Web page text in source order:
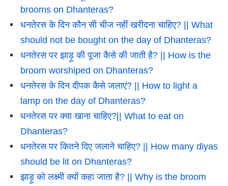
brooms on Dhanteras?
धनतेरस के दिन कौन सी चीज नहीं खरीदना चाहिए? || What
should not be bought on the day of Dhanteras?
धनतेरस पर झाड़ू की पूजा कैसे की जाती है? || How is the
broom worshiped on Dhanteras?
धनतेरस के दिन दीपक कैसे जलाएं? || How to light a
lamp on the day of Dhanteras?
धनतेरस पर क्या खाना चाहिए?|| What to eat on
Dhanteras?
धनतेरस पर कितने दिए जलाने चाहिए? || How many diyas
should be lit on Dhanteras?
झाड़ू को लक्ष्मी क्यों कहा जाता है? || Why is the broom